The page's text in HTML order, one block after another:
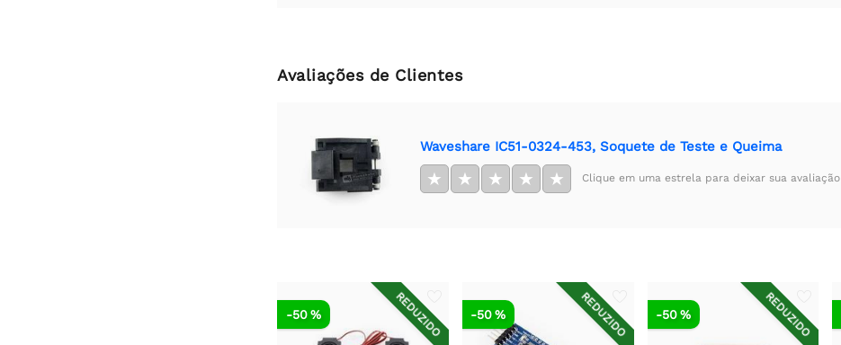
Avaliações de Clientes
Waveshare IC51-0324-453, Soquete de Teste e Queima
★ ★ ★ ★ ★ Clique em uma estrela para deixar sua avaliação
REDUZIDO
-50 % REDUZIDO
-50 % REDUZIDO
-50 %